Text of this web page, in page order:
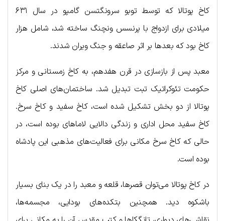
کاخ پوتالا که توسط توبو سرونگتسن گامپو در سال ۶۳۱
میلادی برای ازدواج با پرنسس ونچنگ ساخته شد، شامل هزار
کاخ بود که بعدها بر اثر صاعقه و جنگ ویران شدند.
معبد پس از بازسازی در قرن هفدهم، به کاخ زمستانی و مرکز
حکومت تئوکراتیک تبت تبدیل شد. ساختمان‌های اصلی کاخ
پوتالا از دو بخش تشکیل شده است، کاخ سفید و کاخ سرخ.
کاخ سفید محل اداری و زندگی دالایی لاماهای بوده است، در
حالی که کاخ سرخ مکانی برای فعالیت‌های مذهبی این پادشاه
بوده است.
در کاخ پوتالا می‌توان قصرها، قلعه و معبد را در یک بنای بسیار
باشکوه دید. همچنین بتکده‌های بودایی، مجسمه‌ها،